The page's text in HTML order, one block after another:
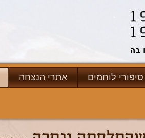
סיפורי לוחמים אתרי הנצחה